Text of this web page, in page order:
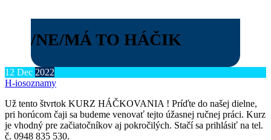
/NE/MÁ TO HÁČIK
12 Dec 2022
H-iosoznamy
Už tento štvrtok KURZ HÁČKOVANIA ! Príďte do našej dielne,
pri horúcom čaji sa budeme venovať tejto úžasnej ručnej práci. Kurz
je vhodný pre začiatočníkov aj pokročilých. Stačí sa prihlásiť na tel.
č. 0948 835 530.